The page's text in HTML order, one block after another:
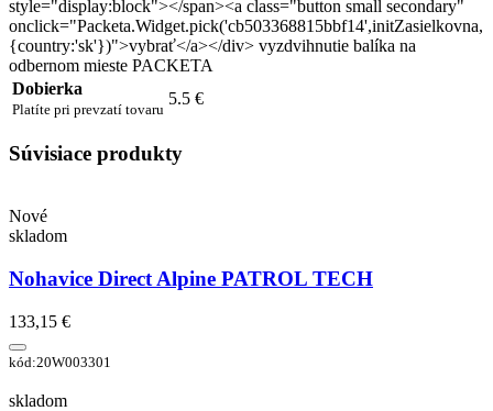
style="display:block"></span><a class="button small secondary"
onclick="Packeta.Widget.pick('cb503368815bbf14',initZasielkovna,
{country:'sk'})">vybrať</a></div> vyzdvihnutie balíka na
odbernom mieste PACKETA
Dobierka
Platíte pri prevzatí tovaru
5.5 €
Súvisiace produkty
Nové
skladom
Nohavice Direct Alpine PATROL TECH
133,15 €
kód:20W003301
skladom